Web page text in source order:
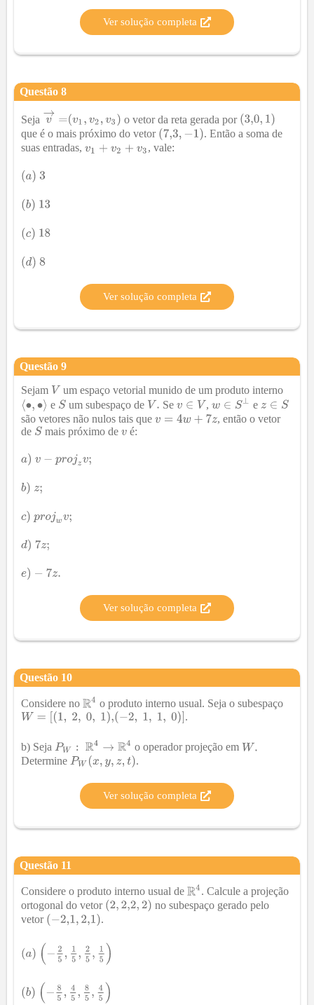
Ver solução completa
Questão 8
Seja
o vetor da reta gerada por
que é o mais próximo do vetor
. Então a soma de
suas entradas,
, vale:
Ver solução completa
Questão 9
Sejam
um espaço vetorial munido de um produto interno
e
um subespaço de Se ,
e
são vetores não nulos tais que
, então o vetor
de
mais próximo de é:
Ver solução completa
Questão 10
Considere no
o produto interno usual. Seja o subespaço
.
b) Seja
o operador projeção em
Determine
.
Ver solução completa
Questão 11
Considere o produto interno usual de
. Calcule a projeção
ortogonal do vetor
no subespaço gerado pelo
vetor
.